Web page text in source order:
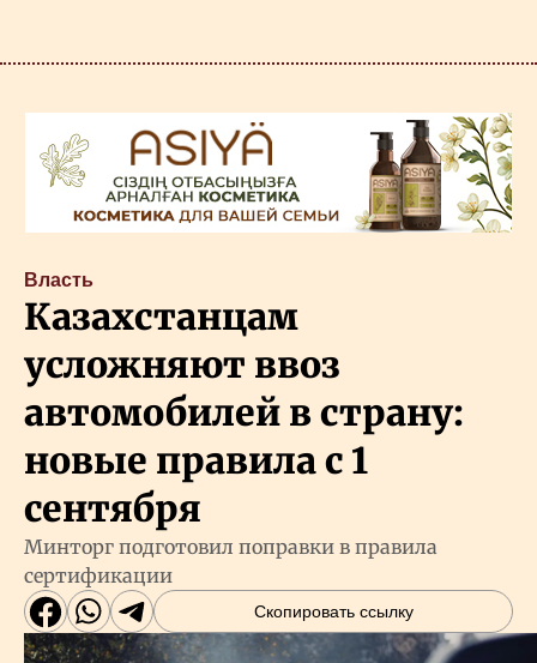
Власть
Казахстанцам
усложняют ввоз
автомобилей в страну:
новые правила с 1
сентября
Минторг подготовил поправки в правила
сертификации
Скопировать ссылку